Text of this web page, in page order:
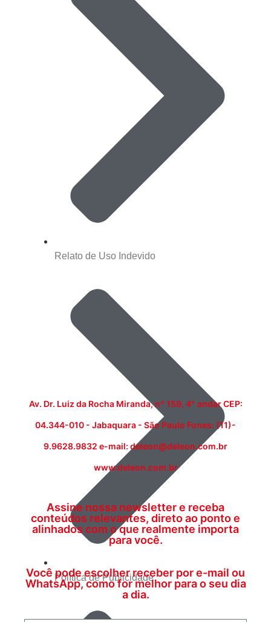
Relato de Uso Indevido
Política de Publicidade
Av. Dr. Luiz da Rocha Miranda, nº 159, 4º andar CEP:
04.344-010 - Jabaquara - São Paulo Fones: (11)-
9.9628.9832 e-mail: deleon@deleon.com.br
www.deleon.com.br
Assine nossa newsletter e receba
conteúdos relevantes, direto ao ponto e
alinhados com o que realmente importa
para você.
Você pode escolher receber por e-mail ou
WhatsApp, como for melhor para o seu dia
a dia.